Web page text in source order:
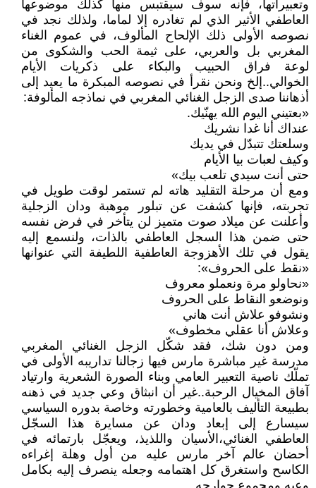
وتعبيراتها، فإنه سوف سيقتبس منها كذلك موضوعها
العاطفي الأثير الذي لم تغادره إلا لماما، ولذلك نجد في
نصوصه الأولى ذلك الإلحاح المألوف، في عموم الغناء
المغربي بل والعربي، على ثيمة الحب والشكوى من
لوعة فراق الحبيب والبكاء على ذكريات الأيام
الخوالي..إلخ ونحن نقرأ في نصوصه المبكرة ما يعيد إلى
أذهاننا صدى الزجل الغنائي المغربي في نماذجه المألوفة:
«بعتيني اليوم الله يهنّيك.
عنداك أنا غدا نشريك
وسلعتك تتبدّل في يديك
وكيف لعبات بيا الأيام
حتى أنت سيدي تلعب بيك»
ومع أن مرحلة التقليد هاته لم تستمر لوقت طويل في
تجربته، فإنها كشفت عن تبلور موهبة ودان الزجلية
وأعلنت عن ميلاد صوت متميز لن يتأخر في فرض نفسه
حتى ضمن هذا السجل العاطفي بالذات، ولنسمع إليه
يقول في تلك الأهزوجة العاطفية اللطيفة التي عنوانها
«نقط على الحروف»:
«نحاولو مرة ونعملو معروف
ونوضعو النقاط على الحروف
ونشوفو علاش أنت هاني
وعلاش أنا عقلي مخطوف»
ومن دون شك، فقد شكّل الزجل الغنائي المغربي
مدرسة غير مباشرة مارس فيها زجالنا تداريبه الأولى في
تملّك ناصية التعبير العامي وبناء الصورة الشعرية وارتياد
آفاق المخيال الرحبة..غير أن انبثاق وعي جديد في ذهنه
بطبيعة التأليف بالعامية وخطورته وخاصة بدوره السياسي
سيسارع إلى إبعاد ودان عن مسايرة هذا السجّل
العاطفي الغنائي،الأسيان واللذيذ، ويعجّل بارتمائه في
أحضان عالم آخر مارس عليه من أول وهلة إغراءه
الكاسح واستغرق كل اهتمامه وجعله ينصرف إليه بكامل